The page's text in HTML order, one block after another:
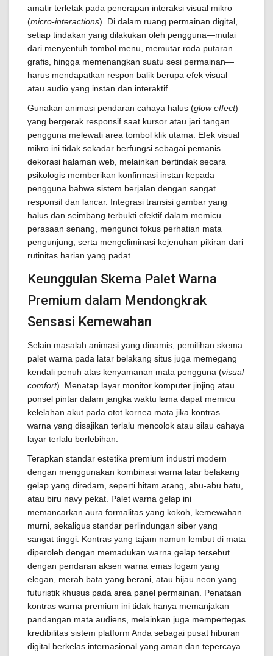
amatir terletak pada penerapan interaksi visual mikro
(micro-interactions). Di dalam ruang permainan digital,
setiap tindakan yang dilakukan oleh pengguna—mulai
dari menyentuh tombol menu, memutar roda putaran
grafis, hingga memenangkan suatu sesi permainan—
harus mendapatkan respon balik berupa efek visual
atau audio yang instan dan interaktif.
Gunakan animasi pendaran cahaya halus (glow effect)
yang bergerak responsif saat kursor atau jari tangan
pengguna melewati area tombol klik utama. Efek visual
mikro ini tidak sekadar berfungsi sebagai pemanis
dekorasi halaman web, melainkan bertindak secara
psikologis memberikan konfirmasi instan kepada
pengguna bahwa sistem berjalan dengan sangat
responsif dan lancar. Integrasi transisi gambar yang
halus dan seimbang terbukti efektif dalam memicu
perasaan senang, mengunci fokus perhatian mata
pengunjung, serta mengeliminasi kejenuhan pikiran dari
rutinitas harian yang padat.
Keunggulan Skema Palet Warna
Premium dalam Mendongkrak
Sensasi Kemewahan
Selain masalah animasi yang dinamis, pemilihan skema
palet warna pada latar belakang situs juga memegang
kendali penuh atas kenyamanan mata pengguna (visual
comfort). Menatap layar monitor komputer jinjing atau
ponsel pintar dalam jangka waktu lama dapat memicu
kelelahan akut pada otot kornea mata jika kontras
warna yang disajikan terlalu mencolok atau silau cahaya
layar terlalu berlebihan.
Terapkan standar estetika premium industri modern
dengan menggunakan kombinasi warna latar belakang
gelap yang diredam, seperti hitam arang, abu-abu batu,
atau biru navy pekat. Palet warna gelap ini
memancarkan aura formalitas yang kokoh, kemewahan
murni, sekaligus standar perlindungan siber yang
sangat tinggi. Kontras yang tajam namun lembut di mata
diperoleh dengan memadukan warna gelap tersebut
dengan pendaran aksen warna emas logam yang
elegan, merah bata yang berani, atau hijau neon yang
futuristik khusus pada area panel permainan. Penataan
kontras warna premium ini tidak hanya memanjakan
pandangan mata audiens, melainkan juga mempertegas
kredibilitas sistem platform Anda sebagai pusat hiburan
digital berkelas internasional yang aman dan tepercaya.